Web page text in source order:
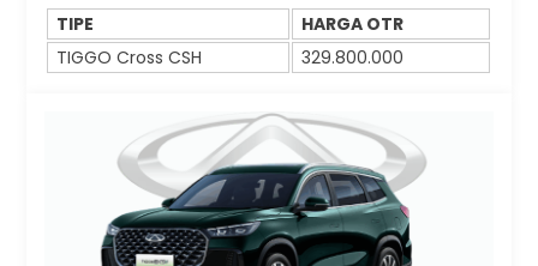
TIPE
HARGA OTR
TIGGO Cross CSH
329.800.000